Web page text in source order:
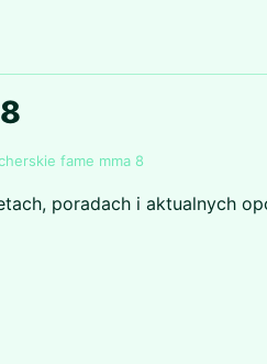
fame mma 8
poradach i aktualnych